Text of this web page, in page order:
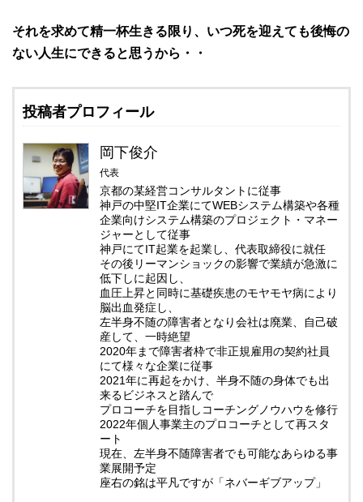
それを求めて精一杯生きる限り、いつ死を迎えても後悔の
ない人生にできると思うから・・
投稿者プロフィール
岡下俊介
代表
京都の某経営コンサルタントに従事
神戸の中堅IT企業にてWEBシステム構築や各種
企業向けシステム構築のプロジェクト・マネー
ジャーとして従事
神戸にてIT起業を起業し、代表取締役に就任
その後リーマンショックの影響で業績が急激に
低下しに起因し、
血圧上昇と同時に基礎疾患のモヤモヤ病により
脳出血発症し、
左半身不随の障害者となり会社は廃業、自己破
産して、一時絶望
2020年まで障害者枠で非正規雇用の契約社員
にて様々な企業に従事
2021年に再起をかけ、半身不随の身体でも出
来るビジネスと踏んで
プロコーチを目指しコーチングノウハウを修行
2022年個人事業主のプロコーチとして再スタ
ート
現在、左半身不随障害者でも可能なあらゆる事
業展開予定
座右の銘は平凡ですが「ネバーギブアップ」